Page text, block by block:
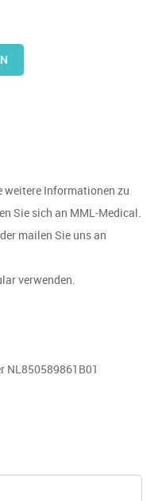
weitere Informationen zu
Sie sich an MML-Medical.
mailen Sie uns an
verwenden.
NL850589861B01